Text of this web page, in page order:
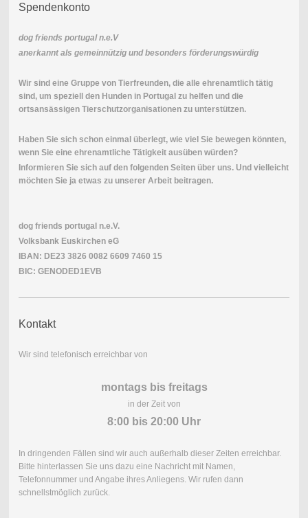
Spendenkonto
dog friends portugal n.e.V
anerkannt als gemeinnützig und besonders förderungswürdig
Wir sind eine Gruppe von Tierfreunden, die alle ehrenamtlich tätig
sind, um speziell den Hunden in Portugal zu helfen und die
ortsansässigen Tierschutzorganisationen zu unterstützen.
Haben Sie sich schon einmal überlegt, wie viel Sie bewegen könnten,
wenn Sie eine ehrenamtliche Tätigkeit ausüben würden?
Informieren Sie sich auf den folgenden Seiten über uns. Und vielleicht
möchten Sie ja etwas zu unserer Arbeit beitragen.
dog friends portugal n.e.V.
Volksbank Euskirchen eG
IBAN: DE23 3826 0082 6609 7460 15
BIC: GENODED1EVB
Kontakt
Wir sind telefonisch erreichbar von
montags bis freitags
in der Zeit von
8:00 bis 20:00 Uhr
In dringenden Fällen sind wir auch außerhalb dieser Zeiten erreichbar.
Bitte hinterlassen Sie uns dazu eine Nachricht mit Namen,
Telefonnummer und Angabe ihres Anliegens. Wir rufen dann
schnellstmöglich zurück.